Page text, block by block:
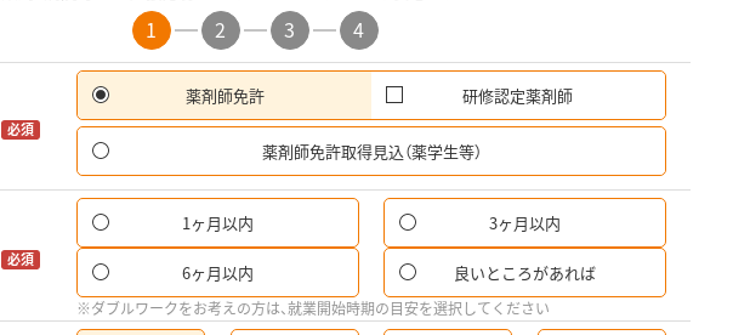
1 2 3 4
必須
薬剤師免許 研修認定薬剤師
薬剤師免許取得見込（薬学生等）
必須
1ヶ月以内 3ヶ月以内
6ヶ月以内 良いところがあれば
※ダブルワークをお考えの方は、就業開始時期の目安を選択してください